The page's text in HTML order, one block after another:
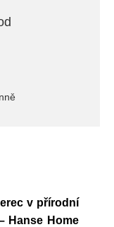
v přírodní
Hanse Home